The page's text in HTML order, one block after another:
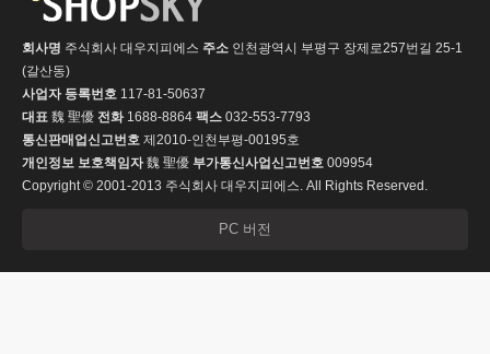
회사명 주식회사 대우지피에스 주소 인천광역시 부평구 장제로257번길 25-1
(갈산동)
사업자 등록번호 117-81-50637
대표 魏 聖優 전화1688-8864 팩스 032-553-7793
통신판매업신고번호 제2010-인천부평-00195호
개인정보 보호책임자魏 聖優 부가통신사업신고번호 009954
Copyright © 2001-2013 주식회사 대우지피에스. All Rights Reserved.
PC 버전